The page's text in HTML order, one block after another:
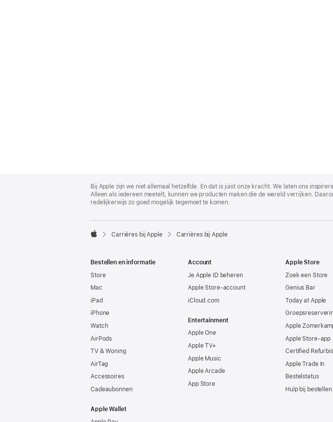
Footer
Bij Apple zijn we niet allemaal hetzelfde. En dat is juist onze kracht. We laten ons
Alleen als iedereen meetelt, kunnen we producten maken die de wereld verrijken.
redelijkerwijs zo goed mogelijk tegemoet te komen.

Carrières bij Apple Carrières bij Apple
Bestellen en informatie
Store
Mac
iPad
iPhone
Watch
AirPods
TV & Woning
AirTag
Accessoires
Cadeaubonnen
Apple Wallet
Account
Je Apple ID beheren
Apple Store-account
iCloud.com
Entertainment
Apple One
Apple TV+
Apple Music
Apple Arcade
App Store
Apple Store
Zoek een Store
Genius Bar
Today at Apple
Apple
Apple Store-app
Certified
Apple Trade In
Bestelstatus
Hulp bij bestellen